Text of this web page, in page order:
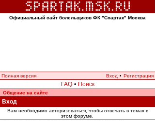
Официальный сайт болельщиков ФК "Спартак" Москва
Полная версия Вход • Регистрация
FAQ • Поиск
Общение на сайте
Вход
Вам необходимо авторизоваться, чтобы отвечать в темах в
этом форуме.